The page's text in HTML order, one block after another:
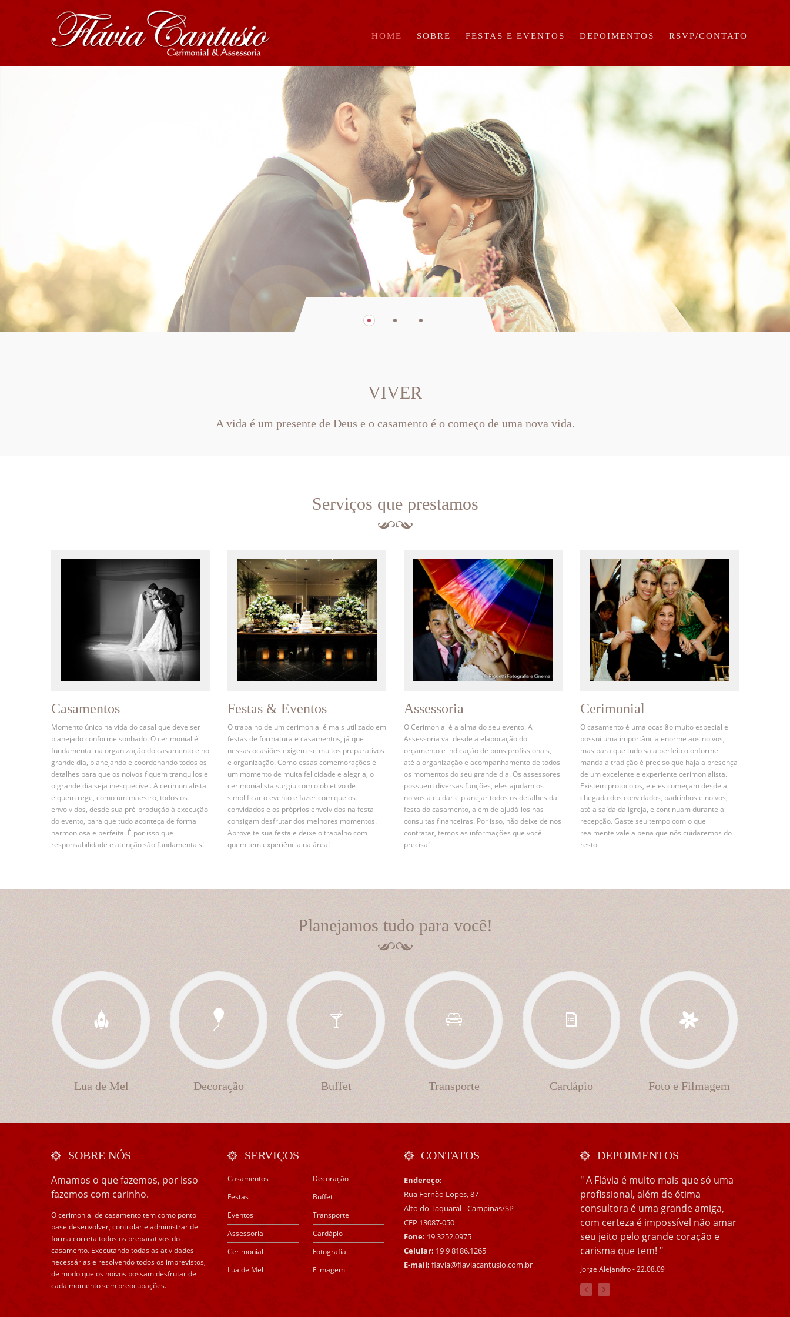
HOME SOBRE FESTAS E EVENTOS DEPOIMENTOS RSVP/CONTATO
VIVER
A vida é um presente de Deus e o casamento é o começo de uma nova vida.
Serviços que prestamos
Casamentos
Momento único na vida do casal que deve ser
planejado conforme sonhado. O cerimonial é
fundamental na organização do casamento e no
grande dia, planejando e coordenando todos os
detalhes para que os noivos fiquem tranquilos e
o grande dia seja inesquecível. A cerimonialista
é quem rege, como um maestro, todos os
envolvidos, desde sua pré-produção à execução
do evento, para que tudo aconteça de forma
harmoniosa e perfeita. É por isso que
responsabilidade e atenção são fundamentais!
Festas & Eventos
O trabalho de um cerimonial é mais utilizado em
festas de formatura e casamentos, já que
nessas ocasiões exigem-se muitos preparativos
e organização. Como essas comemorações é
um momento de muita felicidade e alegria, o
cerimonialista surgiu com o objetivo de
simplificar o evento e fazer com que os
convidados e os próprios envolvidos na festa
consigam desfrutar dos melhores momentos.
Aproveite sua festa e deixe o trabalho com
quem tem experiência na área!
Assessoria
O Cerimonial é a alma do seu evento. A
Assessoria vai desde a elaboração do
orçamento e indicação de bons profissionais,
até a organização e acompanhamento de todos
os momentos do seu grande dia. Os assessores
possuem diversas funções, eles ajudam os
noivos a cuidar e planejar todos os detalhes da
festa do casamento, além de ajudá-los nas
consultas financeiras. Por isso, não deixe de nos
contratar, temos as informações que você
precisa!
Cerimonial
O casamento é uma ocasião muito especial e
possui uma importância enorme aos noivos,
mas para que tudo saia perfeito conforme
manda a tradição é preciso que haja a presença
de um excelente e experiente cerimonialista.
Existem protocolos, e eles começam desde a
chegada dos convidados, padrinhos e noivos,
até a saída da igreja, e continuam durante a
recepção. Gaste seu tempo com o que
realmente vale a pena que nós cuidaremos do
resto.
Planejamos tudo para você!
Lua de Mel Decoração Buffet Transporte Cardápio Foto e Filmagem
SOBRE NÓS
Amamos o que fazemos, por isso
fazemos com carinho.
O cerimonial de casamento tem como ponto
base desenvolver, controlar e administrar de
forma correta todos os preparativos do
casamento. Executando todas as atividades
necessárias e resolvendo todos os imprevistos,
de modo que os noivos possam desfrutar de
cada momento sem preocupações.
SERVIÇOS
Casamentos
Festas
Eventos
Assessoria
Cerimonial
Lua de Mel
Decoração
Buffet
Transporte
Cardápio
Fotografia
Filmagem
CONTATOS
Endereço:
Rua Fernão Lopes, 87
Alto do Taquaral - Campinas/SP
CEP 13087-050
Fone: 19 3252.0975
Celular: 19 9 8186.1265
E-mail: flavia@flaviacantusio.com.br
DEPOIMENTOS
" A Flávia é muito mais que só uma
profissional, além de ótima
consultora é uma grande amiga,
com certeza é impossível não amar
seu jeito pelo grande coração e
carisma que tem! "
Jorge Alejandro - 22.08.09